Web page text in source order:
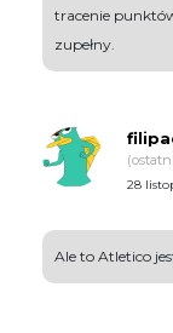
tracenie
zupełny.
28
Ale to Atletico